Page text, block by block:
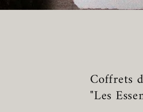
Coffrets
"Les